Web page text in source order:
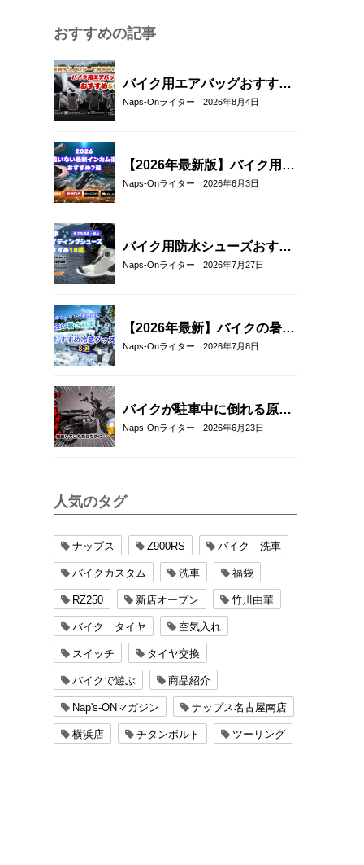
おすすめの記事
バイク用エアバッグおすすめ
5選！｜RSタイチ・HYOD・
Naps-Onライター 2026年8月4日
【2026年最新版】バイク用イ
ンカムおすすめ7選｜選び方
Naps-Onライター 2026年6月3日
バイク用防水シューズおすす
め18選！雨の日も快適なライ
Naps-Onライター 2026年7月27日
【2026年最新】バイクの暑さ
対策・冷感グッズおすすめ8
Naps-Onライター 2026年7月8日
バイクが駐車中に倒れる原因
と対策5選｜転倒防止テクニ
Naps-Onライター 2026年6月23日
人気のタグ
ナップス Z900RS バイク 洗車
バイクカスタム 洗車 福袋
RZ250 新店オープン 竹川由華
バイク タイヤ 空気入れ
スイッチ タイヤ交換
バイクで遊ぶ 商品紹介
Nap's-ONマガジン ナップス名古屋南店
横浜店 チタンボルト ツーリング